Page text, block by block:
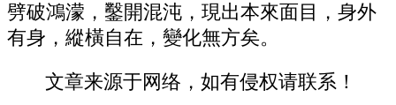
劈破鴻濛，鑿開混沌，現出本來面目，身外
有身，縱橫自在，變化無方矣。
文章来源于网络，如有侵权请联系！